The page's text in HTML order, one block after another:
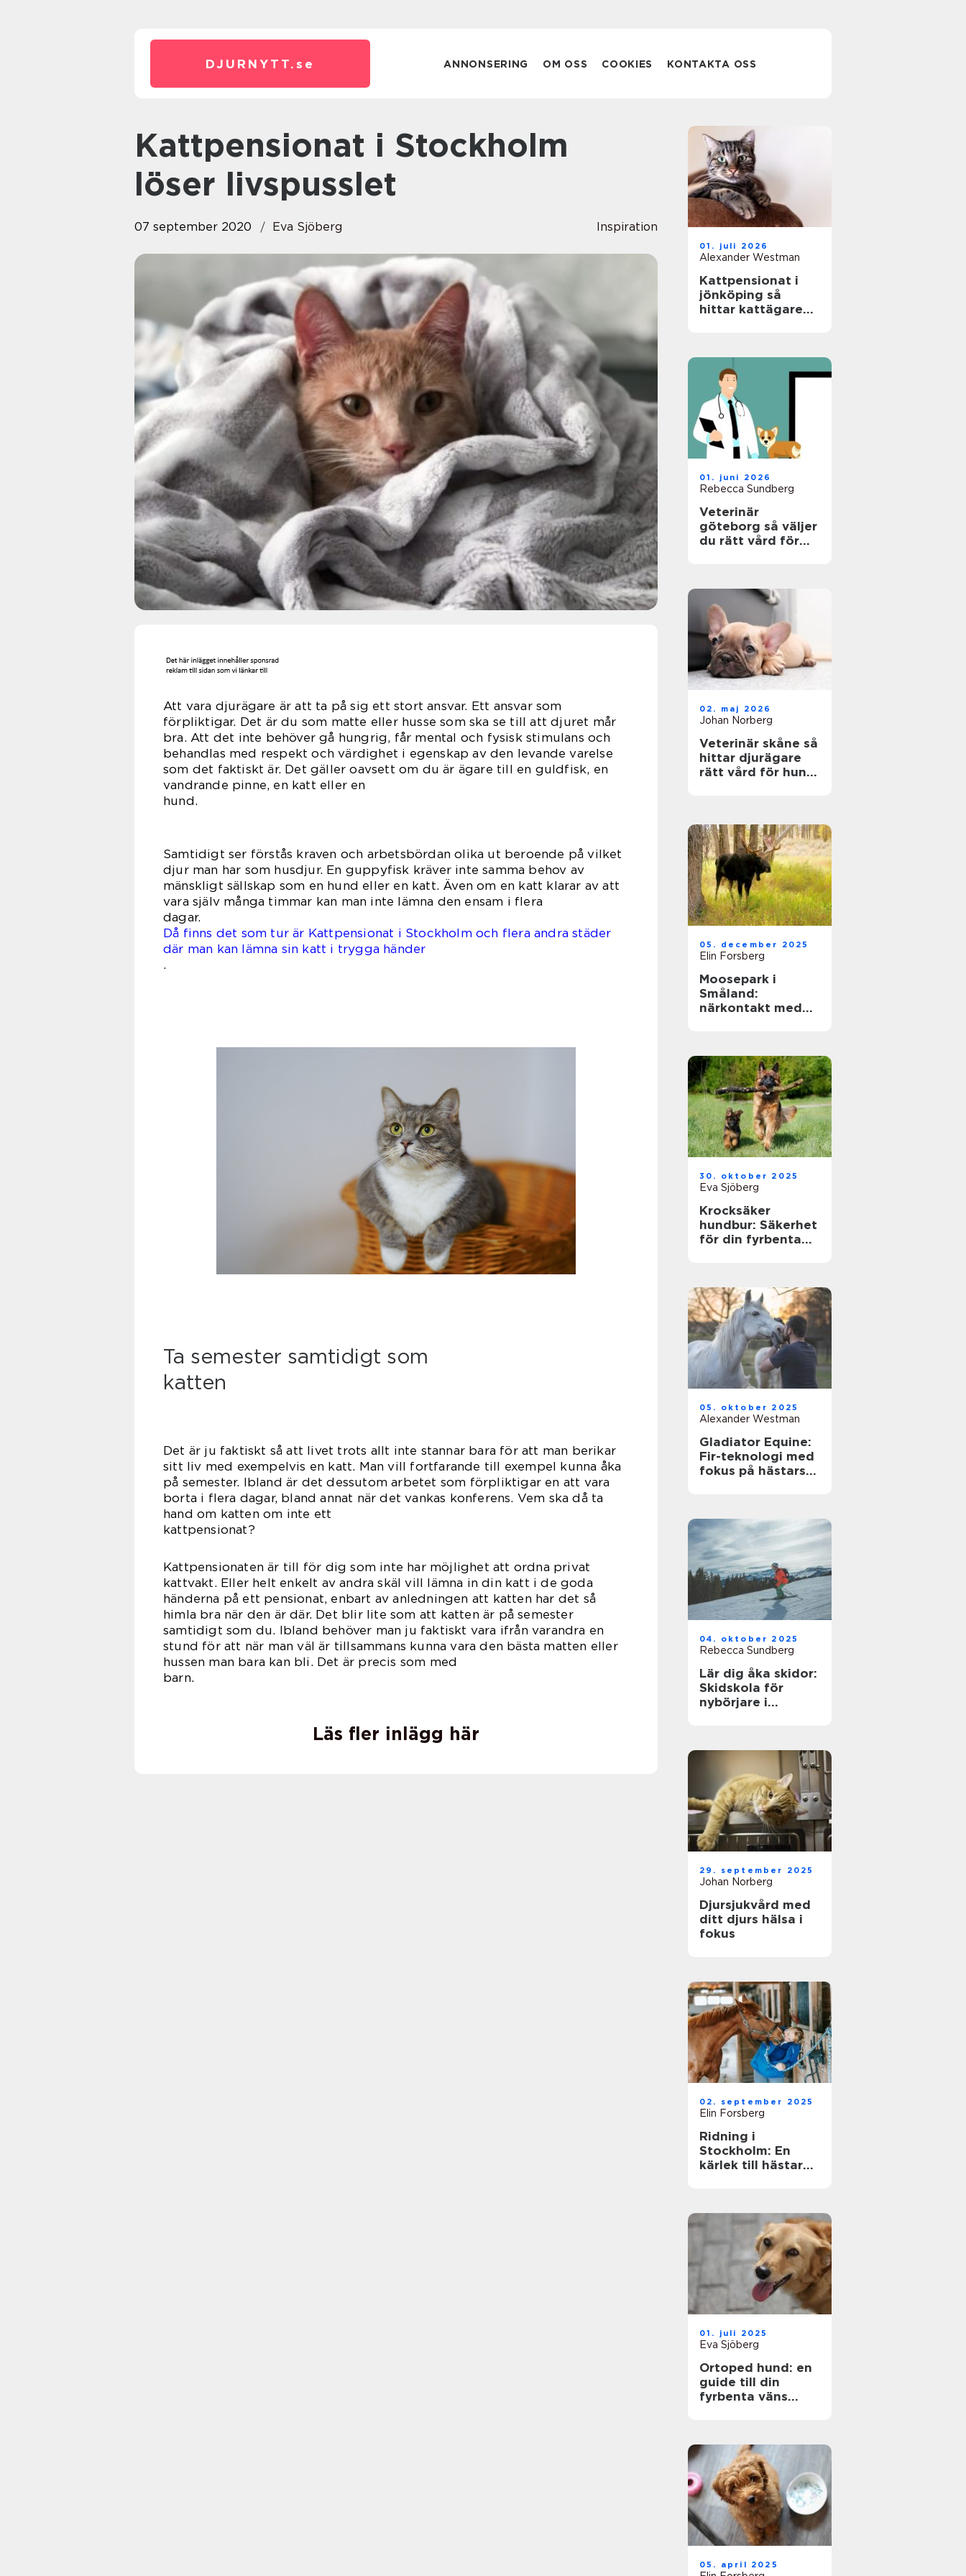
DJURNYTT. se ANNONSERING OM OSS COOKIES KONTAKTA OSS
Kattpensionat i Stockholm
löser livspusslet
07 september 2020 Eva Sjöberg Inspiration
Att vara djurägare är att ta på sig ett stort ansvar. Ett ansvar som
förpliktigar. Det är du som matte eller husse som ska se till att djuret mår
bra. Att det inte behöver gå hungrig, får mental och fysisk stimulans och
behandlas med respekt och värdighet i egenskap av den levande varelse
som det faktiskt är. Det gäller oavsett om du är ägare till en guldfisk, en
vandrande pinne, en katt eller en
hund.
Samtidigt ser förstås kraven och arbetsbördan olika ut beroende på vilket
djur man har som husdjur. En guppyfisk kräver inte samma behov av
mänskligt sällskap som en hund eller en katt. Även om en katt klarar av att
vara själv många timmar kan man inte lämna den ensam i flera
dagar.
Då finns det som tur är Kattpensionat i Stockholm och flera andra städer
där man kan lämna sin katt i trygga händer
.
Ta semester samtidigt som
katten
Det är ju faktiskt så att livet trots allt inte stannar bara för att man berikar
sitt liv med exempelvis en katt. Man vill fortfarande till exempel kunna åka
på semester. Ibland är det dessutom arbetet som förpliktigar en att vara
borta i flera dagar, bland annat när det vankas konferens. Vem ska då ta
hand om katten om inte ett
kattpensionat?
Kattpensionaten är till för dig som inte har möjlighet att ordna privat
kattvakt. Eller helt enkelt av andra skäl vill lämna in din katt i de goda
händerna på ett pensionat, enbart av anledningen att katten har det så
himla bra när den är där. Det blir lite som att katten är på semester
samtidigt som du. Ibland behöver man ju faktiskt vara ifrån varandra en
stund för att när man väl är tillsammans kunna vara den bästa matten eller
hussen man bara kan bli. Det är precis som med
barn.
Läs fler inlägg här
01. juli 2026
Alexander Westman
Kattpensionat i
jönköping så
hittar kattägare
01. juni 2026
Rebecca Sundberg
Veterinär
göteborg så väljer
du rätt vård för
02. maj 2026
Johan Norberg
Veterinär skåne så
hittar djurägare
rätt vård för hund
05. december 2025
Elin Forsberg
Moosepark i
Småland:
närkontakt med
30. oktober 2025
Eva Sjöberg
Krocksäker
hundbur: Säkerhet
för din fyrbenta
05. oktober 2025
Alexander Westman
Gladiator Equine:
Fir-teknologi med
fokus på hästars
04. oktober 2025
Rebecca Sundberg
Lär dig åka skidor:
Skidskola för
nybörjare i
29. september 2025
Johan Norberg
Djursjukvård med
ditt djurs hälsa i
fokus
02. september 2025
Elin Forsberg
Ridning i
Stockholm: En
kärlek till hästar
01. juli 2025
Eva Sjöberg
Ortoped hund: en
guide till din
fyrbenta väns
05. april 2025